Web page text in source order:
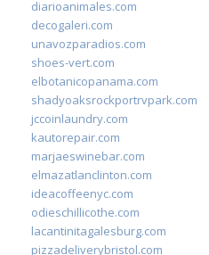
diarioanimales.com
decogaleri.com
unavozparadios.com
shoes-vert.com
elbotanicopanama.com
shadyoaksrockportrvpark.com
jccoinlaundry.com
kautorepair.com
marjaeswinebar.com
elmazatlanclinton.com
ideacoffeenyc.com
odieschillicothe.com
lacantinitagalesburg.com
pizzadeliverybristol.com